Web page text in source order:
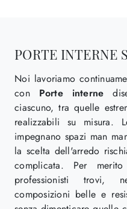
PORTE INTERNE
Noi lavoriamo
con Porte interne
ciascuno, tra quelle
realizzabili su misura.
impegnano spazi man
la scelta dell'arredo
complicata. Per
professionisti trovi,
composizioni belle e